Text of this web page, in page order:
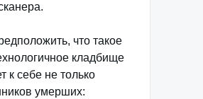
что такое
кладбище
к себе не только
умерших: